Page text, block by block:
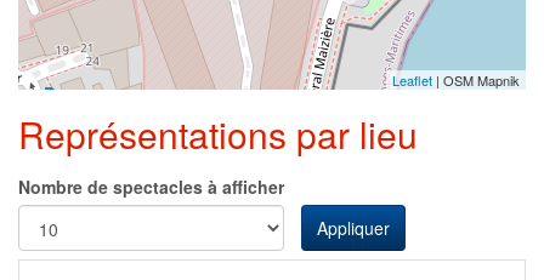
Leaflet | OSM Mapnik
Représentations par lieu
Nombre de spectacles à afficher
Appliquer